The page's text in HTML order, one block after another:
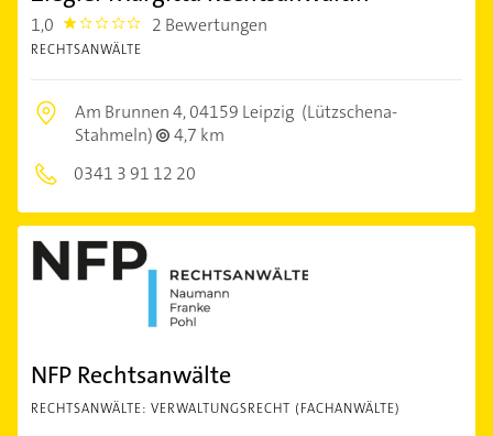
1,0 1.0 2 Bewertungen
RECHTSANWÄLTE
Am Brunnen 4,04159 Leipzig (Lützschena-
Stahmeln)
4,7 km
0341 3 91 12 20
NFP Rechtsanwälte
RECHTSANWÄLTE: VERWALTUNGSRECHT (FACHANWÄLTE)